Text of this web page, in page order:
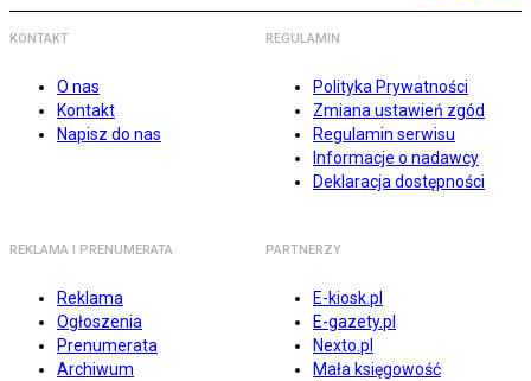
KONTAKT
O nas
Kontakt
Napisz do nas
REGULAMIN
Polityka Prywatności
Zmiana ustawień zgód
Regulamin serwisu
Informacje o nadawcy
Deklaracja dostępności
REKLAMA I PRENUMERATA
Reklama
Ogłoszenia
Prenumerata
Archiwum
PARTNERZY
E-kiosk.pl
E-gazety.pl
Nexto.pl
Mała księgowość